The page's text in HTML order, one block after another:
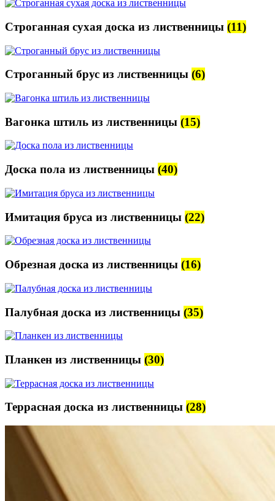
Строганная сухая доска из лиственницы (11)
Строганный брус из лиственницы (6)
Вагонка штиль из лиственницы (15)
Доска пола из лиственницы (40)
Имитация бруса из лиственницы (22)
Обрезная доска из лиственницы (16)
Палубная доска из лиственницы (35)
Планкен из лиственницы (30)
Террасная доска из лиственницы (28)